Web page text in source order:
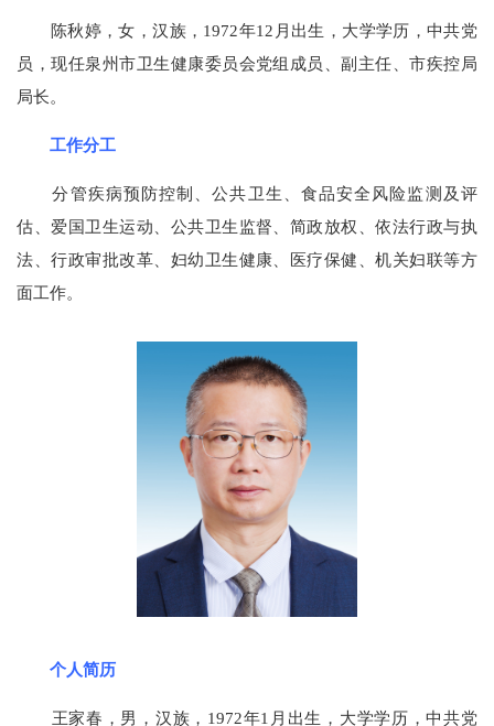
陈秋婷，女，汉族，1972年12月出生，大学学历，中共党
员，现任泉州市卫生健康委员会党组成员、副主任、市疾控局
局长。
工作分工
分管疾病预防控制、公共卫生、食品安全风险监测及评
估、爱国卫生运动、公共卫生监督、简政放权、依法行政与执
法、行政审批改革、妇幼卫生健康、医疗保健、机关妇联等方
面工作。
个人简历
王家春，男，汉族，1972年1月出生，大学学历，中共党